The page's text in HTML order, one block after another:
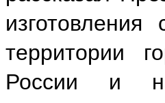
территории
России и на